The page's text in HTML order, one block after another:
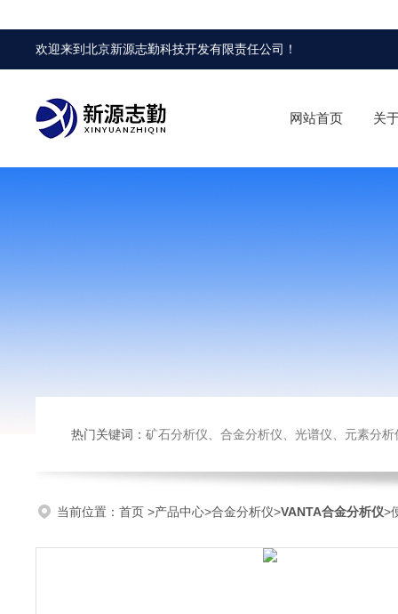
欢迎来到北京新源志勤科技开发有限责任公司 ！
网站首页 关
热门关键词： 矿石分析仪、合金分析仪、光谱仪、元素分析
当前位置： 首页 >产品中心>合金分析仪>VANTA合金分析仪>